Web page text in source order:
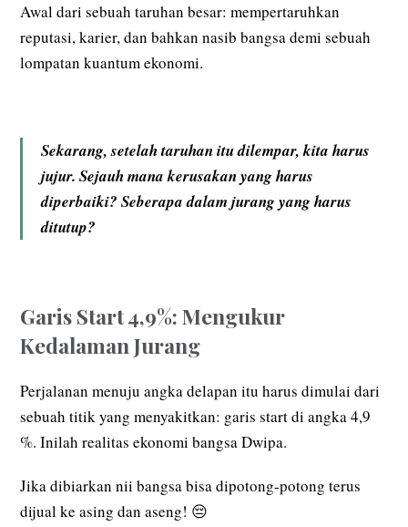
Awal dari sebuah taruhan besar: mempertaruhkan
reputasi, karier, dan bahkan nasib bangsa demi sebuah
lompatan kuantum ekonomi.
Sekarang, setelah taruhan itu dilempar, kita harus
jujur. Sejauh mana kerusakan yang harus
diperbaiki? Seberapa dalam jurang yang harus
ditutup?
Garis Start 4,9%: Mengukur
Kedalaman Jurang
Perjalanan menuju angka delapan itu harus dimulai dari
sebuah titik yang menyakitkan: garis start di angka 4,9
%. Inilah realitas ekonomi bangsa Dwipa.
Jika dibiarkan nii bangsa bisa dipotong-potong terus
dijual ke asing dan aseng! 😔